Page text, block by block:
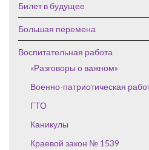
Билет в будущее
Большая перемена
Воспитательная работа
«Разговоры о важном»
Военно-патриотическая
ГТО
Каникулы
Краевой закон № 1539